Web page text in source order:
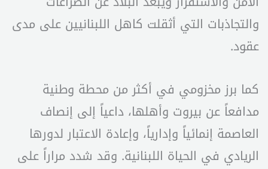
والتجاذبات التي أثقلت كاهل اللبنانيين على مدى
عقود.
كما برز مخزومي في أكثر من محطة وطنية
مدافعاً عن بيروت وأهلها، داعياً إلى إنصاف
العاصمة إنمائياً وإدارياً، وإعادة الاعتبار لدورها
الريادي في الحياة اللبنانية. وقد شدد مراراً على